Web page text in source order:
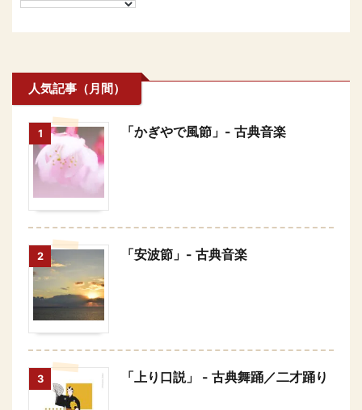
人気記事（月間）
1 「かぎやで風節」- 古典音楽
2 「安波節」- 古典音楽
3 「上り口説」 - 古典舞踊／二才踊り